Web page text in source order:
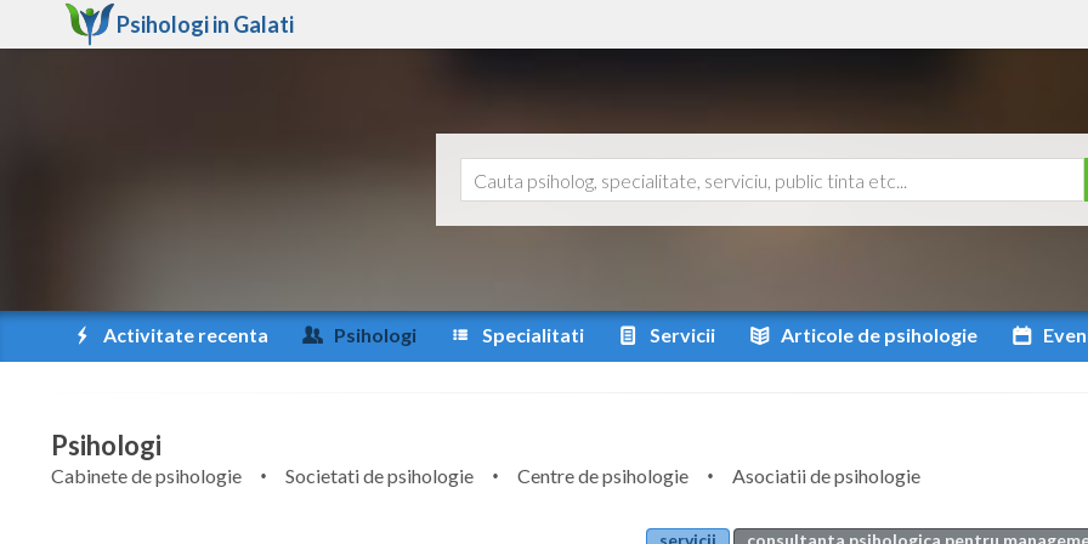
Psihologi in Galati
Activitate recenta Psihologi Specialitati Servicii Articole de psihologie
Psihologi
Cabinete de psihologie Societati de psihologie Centre de psihologie
Asociatii de psihologie
servicii
consultanta psihologica pentru